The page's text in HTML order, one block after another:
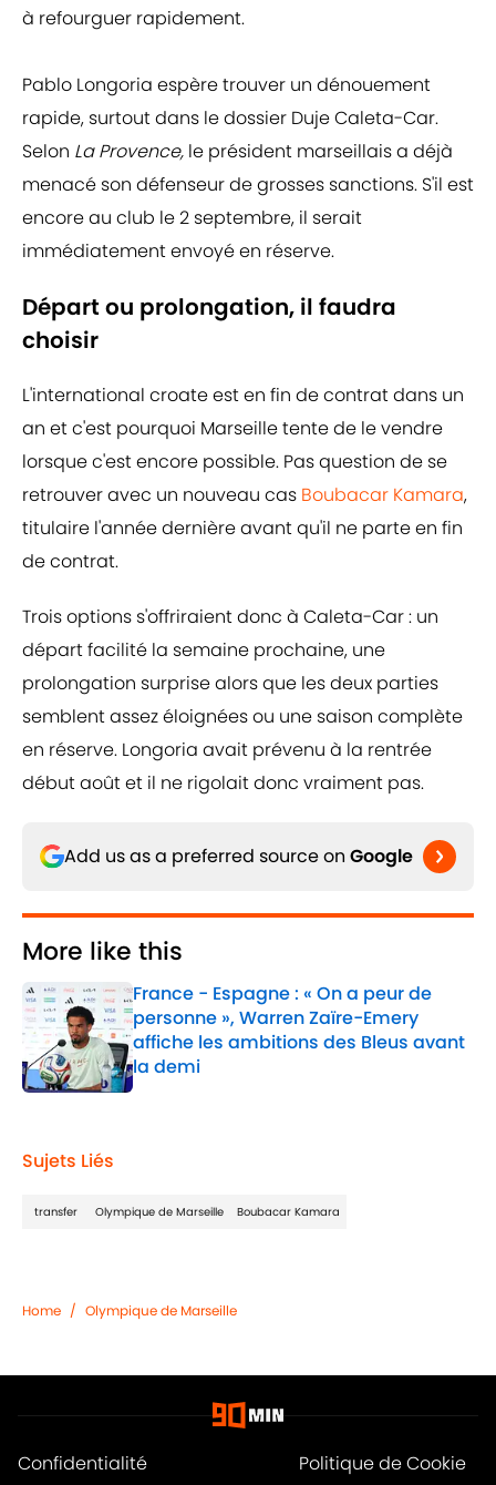
à refourguer rapidement.
Pablo Longoria espère trouver un dénouement
rapide, surtout dans le dossier Duje Caleta-Car.
Selon La Provence, le président marseillais a déjà
menacé son défenseur de grosses sanctions. S'il est
encore au club le 2 septembre, il serait
immédiatement envoyé en réserve.
Départ ou prolongation, il faudra
choisir
L'international croate est en fin de contrat dans un
an et c'est pourquoi Marseille tente de le vendre
lorsque c'est encore possible. Pas question de se
retrouver avec un nouveau cas Boubacar Kamara,
titulaire l'année dernière avant qu'il ne parte en fin
de contrat.
Trois options s'offriraient donc à Caleta-Car : un
départ facilité la semaine prochaine, une
prolongation surprise alors que les deux parties
semblent assez éloignées ou une saison complète
en réserve. Longoria avait prévenu à la rentrée
début août et il ne rigolait donc vraiment pas.
Add us as a preferred source on Google
More like this
France - Espagne : « On a peur de
personne », Warren Zaïre-Emery
affiche les ambitions des Bleus avant
la demi
Published by on Invalid Date
Sujets Liés
transfer Olympique de Marseille Boubacar Kamara
Home / Olympique de Marseille
Confidentialité Politique de Cookie